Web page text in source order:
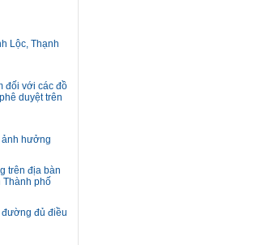
Lộc, Thạnh
đối với các đồ
duyệt trên
hưởng
trên địa bàn
Thành phố
đường đủ điều